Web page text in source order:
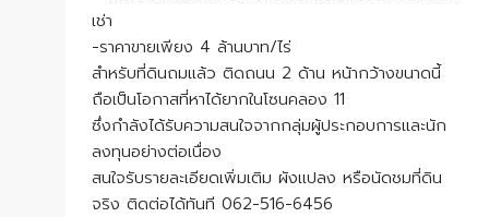
เช่า
-ราคาขายเพียง 4 ล้านบาท/ไร่
สำหรับที่ดินถมแล้ว ติดถนน 2 ด้าน หน้ากว้างขนาดนี้
ถือเป็นโอกาสที่หาได้ยากในโซนคลอง 11
ซึ่งกำลังได้รับความสนใจจากกลุ่มผู้ประกอบการและนัก
ลงทุนอย่างต่อเนื่อง
สนใจรับรายละเอียดเพิ่มเติม ผังแปลง หรือนัดชมที่ดิน
จริง ติดต่อได้ทันที 062-516-6456